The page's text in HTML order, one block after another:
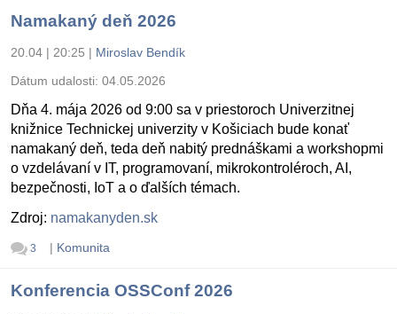
Namakaný deň 2026
20.04 | 20:25 | Miroslav Bendík
Dátum udalosti: 04.05.2026
Dňa 4. mája 2026 od 9:00 sa v priestoroch Univerzitnej
knižnice Technickej univerzity v Košiciach bude konať
namakaný deň, teda deň nabitý prednáškami a workshopmi
o vzdelávaní v IT, programovaní, mikrokontroléroch, AI,
bezpečnosti, IoT a o ďalších témach.
Zdroj: namakanyden.sk
3 | Komunita
Konferencia OSSConf 2026